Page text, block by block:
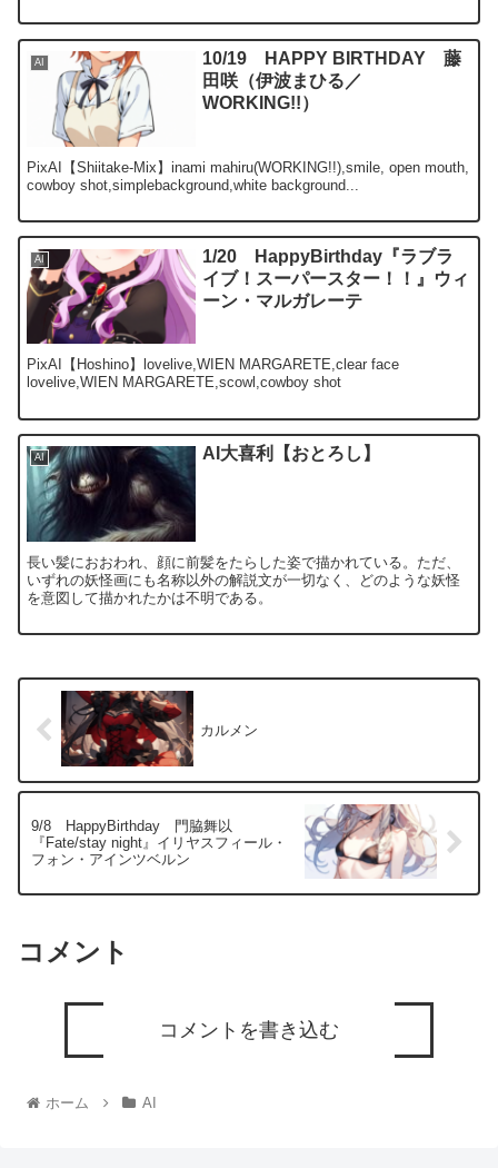
AI
10/19 HAPPY BIRTHDAY 藤
田咲（伊波まひる／
WORKING!!）
PixAI【Shiitake-Mix】inami mahiru(WORKING!!),smile, open mouth,
cowboy shot,simplebackground,white background...
AI
1/20 HappyBirthday『ラブラ
イブ！スーパースター！！』ウィ
ーン・マルガレーテ
PixAI【Hoshino】lovelive,WIEN MARGARETE,clear face
lovelive,WIEN MARGARETE,scowl,cowboy shot
AI AI大喜利【おとろし】
長い髪におおわれ、顔に前髪をたらした姿で描かれている。ただ、
いずれの妖怪画にも名称以外の解説文が一切なく、どのような妖怪
を意図して描かれたかは不明である。
カルメン
9/8 HappyBirthday 門脇舞以
『Fate/stay night』イリヤスフィール・
フォン・アインツベルン
コメント
コメントを書き込む
ホーム AI